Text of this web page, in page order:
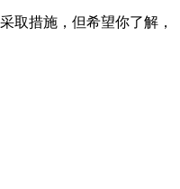
取措施，但希望你了解，